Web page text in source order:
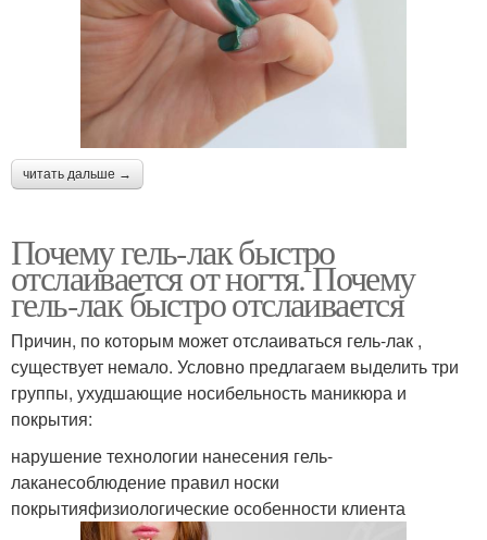
читать дальше →
Почему гель-лак быстро
отслаивается от ногтя. Почему
гель-лак быстро отслаивается
Причин, по которым может отслаиваться гель-лак ,
существует немало. Условно предлагаем выделить три
группы, ухудшающие носибельность маникюра и
покрытия:
нарушение технологии нанесения гель-
лаканесоблюдение правил носки
покрытияфизиологические особенности клиента